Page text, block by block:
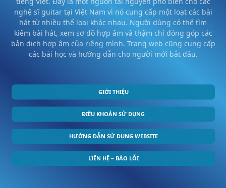
nghệ sĩ guitar tại Việt Nam vì nó cung cấp một loạt các bài
hát từ nhiều thể loại khác nhau. Người dùng có thể tìm
kiếm bài hát, xem sơ đồ hợp âm và thậm chí đóng góp các
bản dịch hợp âm của riêng mình. Trang web cũng cung cấp
các bài học và hướng dẫn cho người mới bắt đầu.
GIỚI THIỆU
ĐIỀU KHOẢN SỬ DỤNG
HƯỚNG DẪN SỬ DỤNG WEBSITE
LIÊN HỆ – BÁO LỖI